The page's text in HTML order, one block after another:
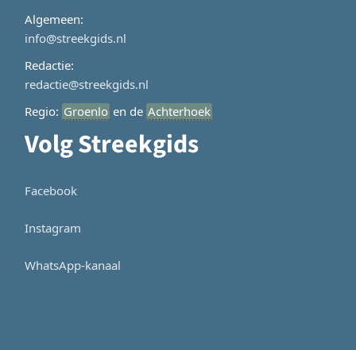
Algemeen:
info@streekgids.nl
Redactie:
redactie@streekgids.nl
Regio: Groenlo en de Achterhoek
Volg Streekgids
Facebook
Instagram
WhatsApp-kanaal